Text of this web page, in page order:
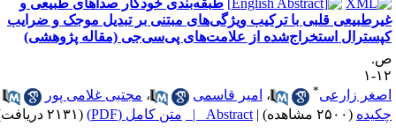
طبقه‌بندی خودکار صداهای طبیعی و
قلبی با ترکیب ویژگی‌های مبتنی بر تبدیل موجک و ضرایب
استخراج‌شده از علامت‌های پی‌سی‌جی (مقاله پژوهشی)
۱
زارعی
،امیر قاسمی ،مجتبی غلامی پور
(۲۵۰۰ مشاهده) |
Abstract | متن کامل (PDF) (۲۱۳۱ دریافت)